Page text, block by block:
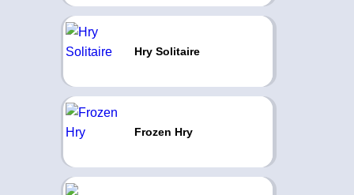
Hry Solitaire
Frozen Hry